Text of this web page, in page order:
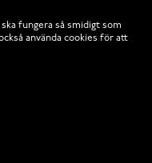
fungera så smidigt som
använda cookies för att